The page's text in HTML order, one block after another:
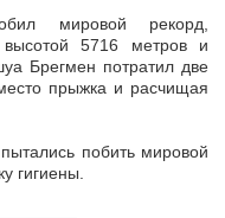
мировой рекорд,
5716 метров и
Брегмен потратил две
прыжка и расчищая
побить мировой
гигиены.